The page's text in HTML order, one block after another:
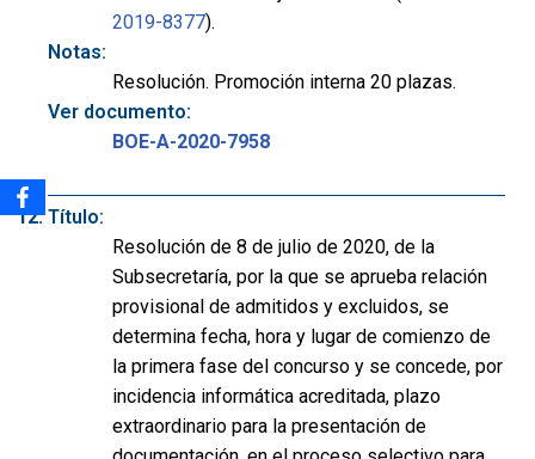
2019-8377).
Notas:
Resolución. Promoción interna 20 plazas.
Ver documento:
BOE-A-2020-7958
Título:
Resolución de 8 de julio de 2020, de la
Subsecretaría, por la que se aprueba relación
provisional de admitidos y excluidos, se
determina fecha, hora y lugar de comienzo de
la primera fase del concurso y se concede, por
incidencia informática acreditada, plazo
extraordinario para la presentación de